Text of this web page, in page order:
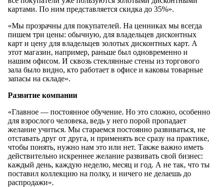
картами. По ним представляется скидка до 35%».
«Мы прозрачны для покупателей. На ценниках мы всегда
пишем три цены: обычную, для владельцев дисконтных
карт и цену для владельцев золотых дисконтных карт. А
этот магазин, например, раньше был одновременно и
нашим офисом. И сквозь стеклянные стены из торгового
зала было видно, кто работает в офисе и каковы товарные
запасы на складе».
Развитие компании
«Главное — постоянное обучение. Но это сложно, особенно
для взрослого человека, ведь у него порой пропадает
желание учиться. Мы стараемся постоянно развиваться, не
отставать друг от друга, и применять все сразу на практике,
чтобы понять, нужно нам это или нет. Также важно иметь
действительно искреннее желание развивать свой бизнес:
каждый день, каждую неделю, месяц и год. А не так, что ты
поставил коллекцию на полку, и ничего не делаешь до
распродажи».